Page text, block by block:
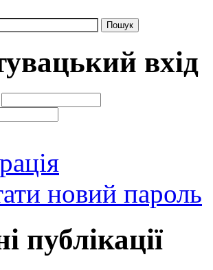
вхід
новий пароль
публікації